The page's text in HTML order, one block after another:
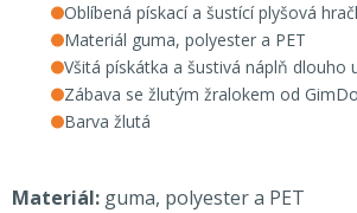
Oblíbená pískací a šustící plyšová
Materiál guma, polyester a PET
Všitá pískátka a šustivá náplň dlouho
Zábava se žlutým žralokem od
Barva žlutá
Materiál: guma, polyester a PET